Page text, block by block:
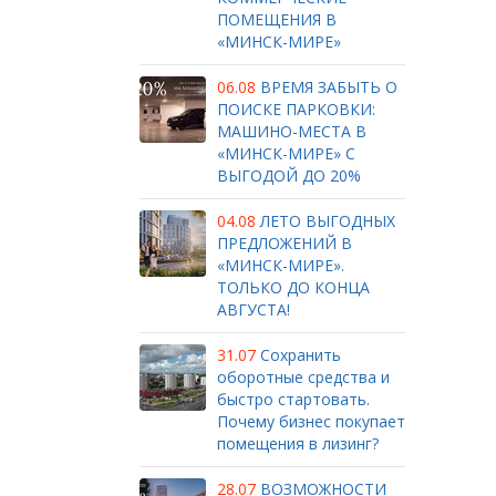
ПОМЕЩЕНИЯ В
«МИНСК-МИРЕ»
06.08 ВРЕМЯ ЗАБЫТЬ О
ПОИСКЕ ПАРКОВКИ:
МАШИНО-МЕСТА В
«МИНСК-МИРЕ» С
ВЫГОДОЙ ДО 20%
04.08 ЛЕТО ВЫГОДНЫХ
ПРЕДЛОЖЕНИЙ В
«МИНСК-МИРЕ».
ТОЛЬКО ДО КОНЦА
АВГУСТА!
31.07 Сохранить
оборотные средства и
быстро стартовать.
Почему бизнес покупает
помещения в лизинг?
28.07 ВОЗМОЖНОСТИ